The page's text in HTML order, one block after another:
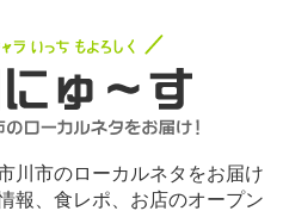
川市のローカルネタをお届け
報、食レポ、お店のオープン